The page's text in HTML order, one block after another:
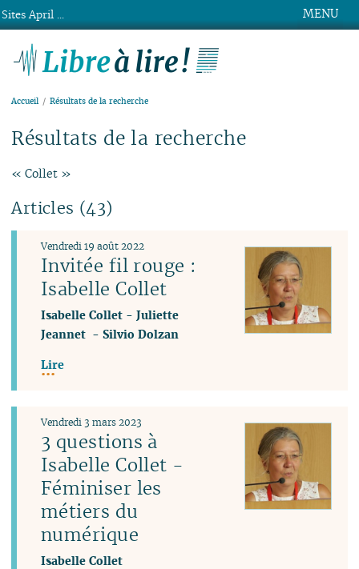
MENU
Accueil Résultats de la recherche
Résultats de la recherche
« Collet »
Articles (43)
Invitée fil rouge :
Isabelle Collet
Vendredi 19 août 2022
Isabelle Collet -Juliette
Jeannet -Silvio Dolzan
Lire
3 questions à
Isabelle Collet -
Féminiser les
métiers du
numérique
Vendredi 3 mars 2023
Isabelle Collet
Sites April ...